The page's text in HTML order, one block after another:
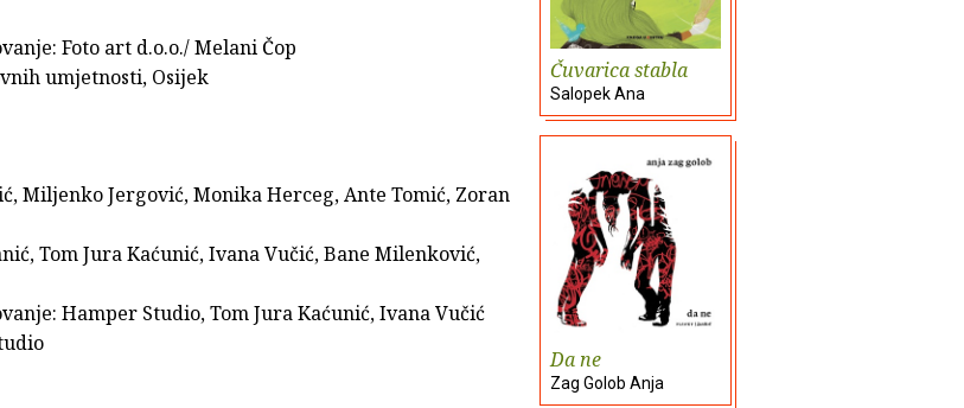
Čuvarica stabla
Salopek Ana
Da ne
Zag Golob Anja
Foto art d.o.o./ Melani Čop
umjetnosti, Osijek
Miljenko Jergović, Monika Herceg, Ante Tomić, Zoran
Tom Jura Kaćunić, Ivana Vučić, Bane Milenković,
Hamper Studio, Tom Jura Kaćunić, Ivana Vučić